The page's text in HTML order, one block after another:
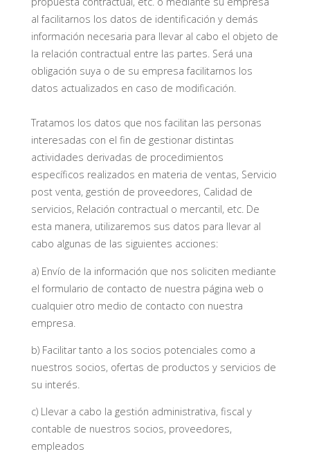
al facilitarnos los datos de identificación y demás
información necesaria para llevar al cabo el objeto de
la relación contractual entre las partes. Será una
obligación suya o de su empresa facilitarnos los
datos actualizados en caso de modificación.
Tratamos los datos que nos facilitan las personas
interesadas con el fin de gestionar distintas
actividades derivadas de procedimientos
específicos realizados en materia de ventas, Servicio
post venta, gestión de proveedores, Calidad de
servicios, Relación contractual o mercantil, etc. De
esta manera, utilizaremos sus datos para llevar al
cabo algunas de las siguientes acciones:
a) Envío de la información que nos soliciten mediante
el formulario de contacto de nuestra página web o
cualquier otro medio de contacto con nuestra
empresa.
b) Facilitar tanto a los socios potenciales como a
nuestros socios, ofertas de productos y servicios de
su interés.
c) Llevar a cabo la gestión administrativa, fiscal y
contable de nuestros socios, proveedores,
empleados